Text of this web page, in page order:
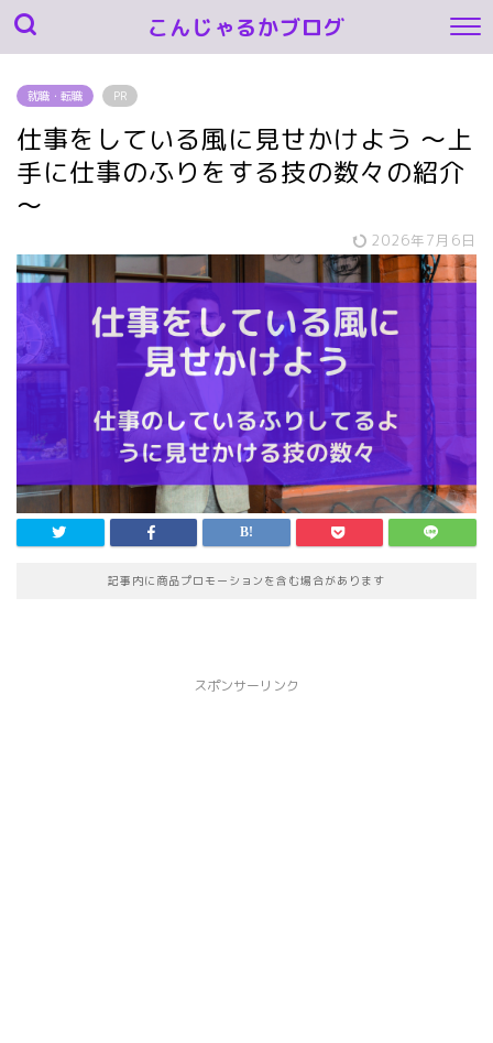
こんじゃるかブログ
就職・転職 PR
仕事をしている風に見せかけよう ～上
手に仕事のふりをする技の数々の紹介
～
2026年7月6日
記事内に商品プロモーションを含む場合があります
スポンサーリンク